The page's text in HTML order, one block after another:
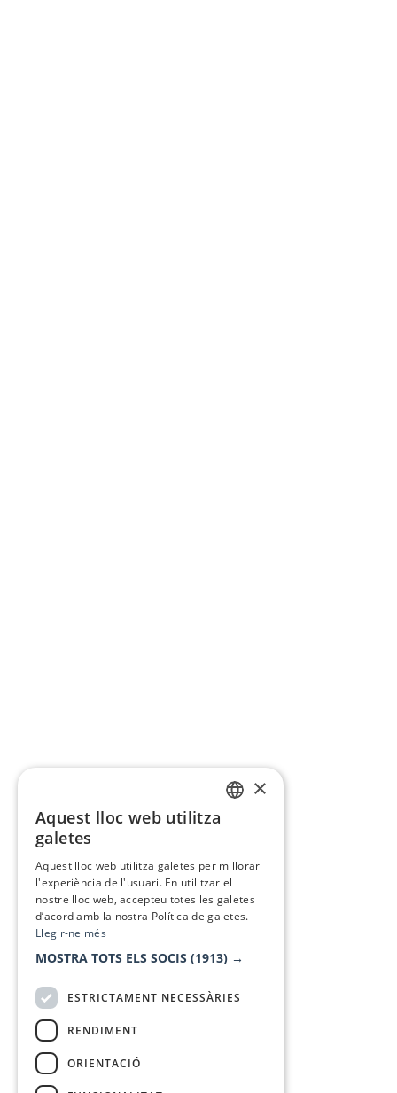
×
Aquest lloc web utilitza
galetes
Aquest lloc web utilitza galetes per millorar
l'experiència de l'usuari. En utilitzar el
nostre lloc web, accepteu totes les galetes
d’acord amb la nostra Política de galetes.
Llegir-ne més
MOSTRA TOTS ELS SOCIS (1913) →
ESTRICTAMENT NECESSÀRIES
RENDIMENT
ORIENTACIÓ